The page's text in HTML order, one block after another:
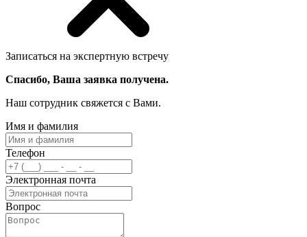
Записаться на экспертную встречу
Спасибо, Ваша заявка получена.
Наш сотрудник свяжется с Вами.
Имя и фамилия
Телефон
Электронная почта
Вопрос